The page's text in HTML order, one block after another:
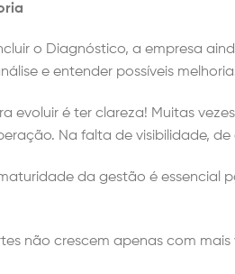
o Diagnóstico, a empresa
e entender possíveis
evoluir é ter clareza! Muitas
Na falta de visibilidade,
da gestão é
não crescem apenas com